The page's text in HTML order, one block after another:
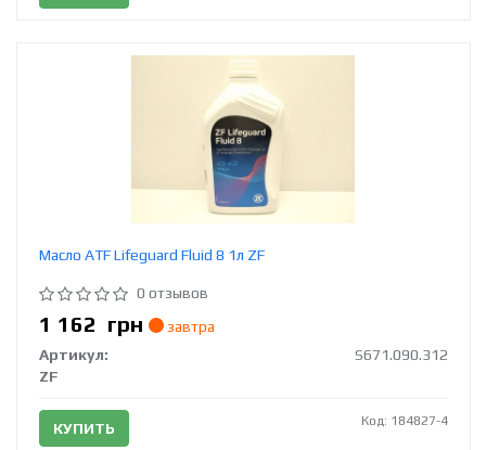
Масло ATF Lifeguard Fluid 8 1л ZF
0 отзывов
1 162 грн
завтра
Артикул:
S671.090.312
ZF
КУПИТЬ Код: 184827-4